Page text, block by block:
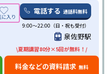
電話する 通話料無料
9:00～22:00（日・祝も受付）
泉佐野駅
\夏期講習80分×5回が無料！/
料金などの資料請求 無料